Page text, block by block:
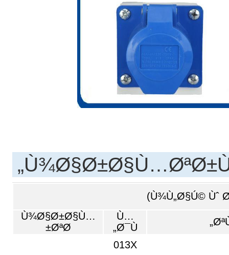
Ù…
Ø¯Ù„
Ù¾Ø§Ø±Ø§Ù…
ØªØ±
013X